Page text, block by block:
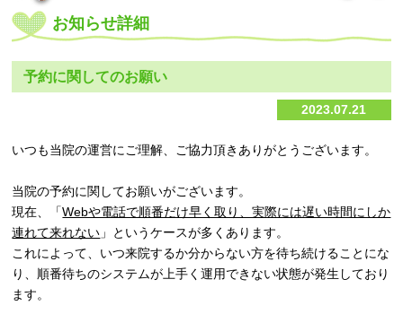
お知らせ詳細
予約に関してのお願い
2023.07.21
いつも当院の運営にご理解、ご協力頂きありがとうございます。
当院の予約に関してお願いがございます。
現在、「Webや電話で順番だけ早く取り、実際には遅い時間にしか
連れて来れない 」というケースが多くあります。
これによって、いつ来院するか分からない方を待ち続けることにな
り、順番待ちのシステムが上手く運用できない状態が発生しており
ます。